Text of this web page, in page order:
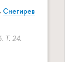
Снегирев
Т. 24.